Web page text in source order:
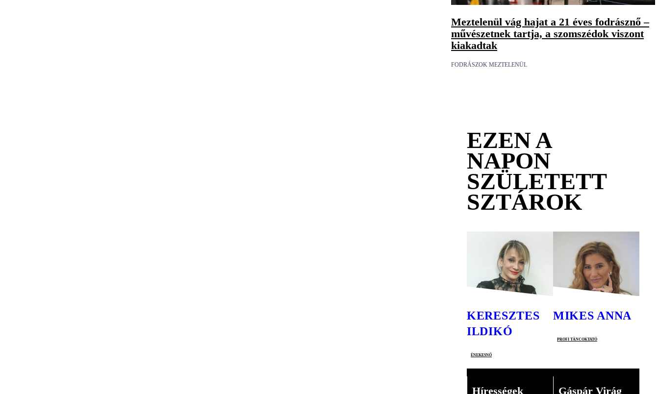
Meztelenül vág hajat a 21 éves fodrásznő –
művészetnek tartja, a szomszédok viszont
kiakadtak
FODRÁSZOK MEZTELENÜL
EZEN A
NAPON
SZÜLETETT
SZTÁROK
KERESZTES
ILDIKÓ
énekesnő
MIKES ANNA
profi táncoktató
Hírességek
Gáspár Virág